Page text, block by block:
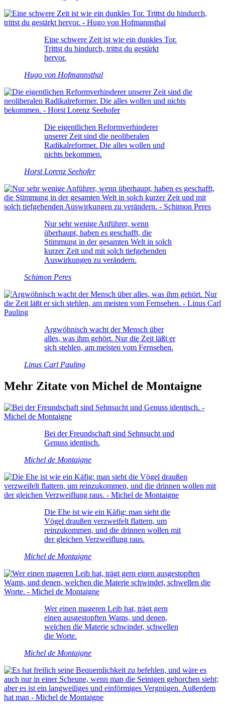
Eine schwere Zeit ist wie ein dunkles Tor.
Trittst du hindurch, trittst du gestärkt
hervor.
Hugo von Hofmannsthal
Die eigentlichen Reformverhinderer
unserer Zeit sind die neoliberalen
Radikalreformer. Die alles wollen und
nichts bekommen.
Horst Lorenz Seehofer
Nur sehr wenige Anführer, wenn
überhaupt, haben es geschafft, die
Stimmung in der gesamten Welt in solch
kurzer Zeit und mit solch tiefgehenden
Auswirkungen zu verändern.
Schimon Peres
Argwöhnisch wacht der Mensch über
alles, was ihm gehört. Nur die Zeit läßt er
sich stehlen, am meisten vom Fernsehen.
Linus Carl Pauling
Mehr Zitate von Michel de Montaigne
Bei der Freundschaft sind Sehnsucht und
Genuss identisch.
Michel de Montaigne
Die Ehe ist wie ein Käfig: man sieht die
Vögel draußen verzweifelt flattern, um
reinzukommen, und die drinnen wollen mit
der gleichen Verzweiflung raus.
Michel de Montaigne
Wer einen mageren Leib hat, trägt gern
einen ausgestopften Wams, und denen,
welchen die Materie schwindet, schwellen
die Worte.
Michel de Montaigne